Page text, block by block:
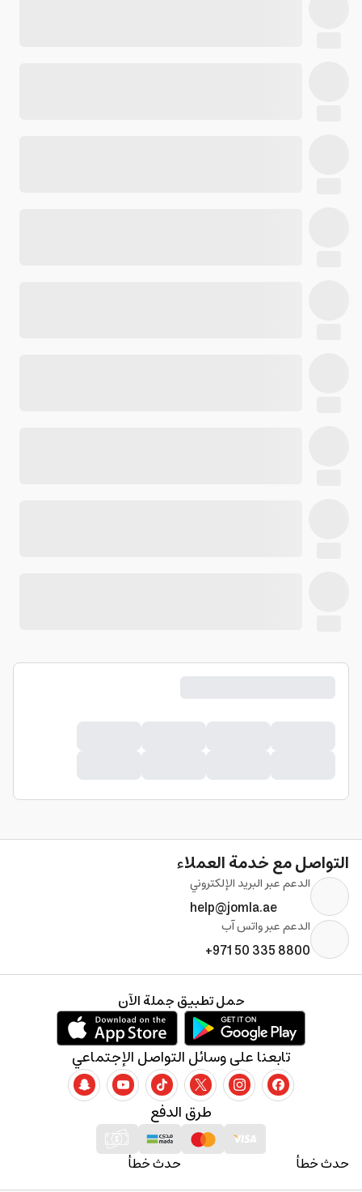
التواصل مع خدمة العملاء
الدعم عبر البريد الإلكتروني
help@jomla.ae
الدعم عبر واتس آب
+971 50 335 8800
حدث خطأ حدث خطأ
طرق الدفع
تابعنا على وسائل التواصل الإجتماعي
حمل تطبيق جملة الآن